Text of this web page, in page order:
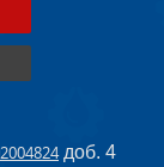
доб. 4